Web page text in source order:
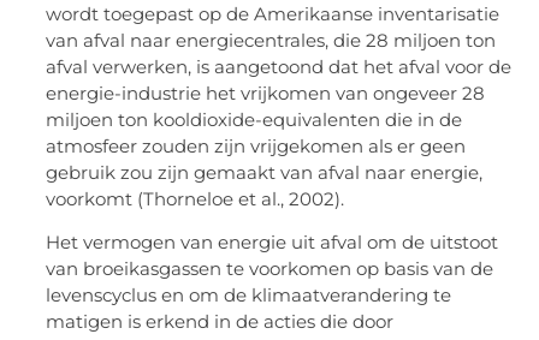
wordt toegepast op de Amerikaanse inventarisatie
van afval naar energiecentrales, die 28 miljoen ton
afval verwerken, is aangetoond dat het afval voor de
energie-industrie het vrijkomen van ongeveer 28
miljoen ton kooldioxide-equivalenten die in de
atmosfeer zouden zijn vrijgekomen als er geen
gebruik zou zijn gemaakt van afval naar energie,
voorkomt (Thorneloe et al., 2002).
Het vermogen van energie uit afval om de uitstoot
van broeikasgassen te voorkomen op basis van de
levenscyclus en om de klimaatverandering te
matigen is erkend in de acties die door